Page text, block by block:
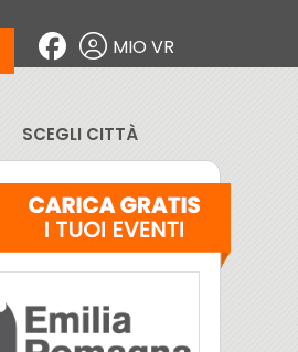
MIO VR
SCEGLI CITTÀ